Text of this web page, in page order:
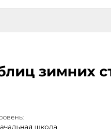
зимних
школа